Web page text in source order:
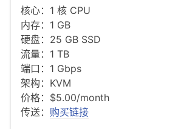
核心：1 核 CPU
内存：1 GB
硬盘：25 GB SSD
流量：1 TB
端口：1 Gbps
架构：KVM
价格：$5.00/month
传送： 购买链接